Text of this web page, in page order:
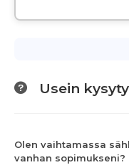
Usein
Olen vaihtamassa
vanhan sopimukseni?